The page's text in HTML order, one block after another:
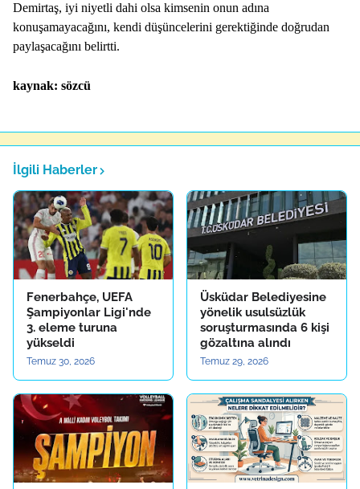
Demirtaş, iyi niyetli dahi olsa kimsenin onun adına
konuşamayacağını, kendi düşüncelerini gerektiğinde doğrudan
paylaşacağını belirtti.
kaynak: sözcü
İlgili Haberler
Fenerbahçe, UEFA
Şampiyonlar Ligi'nde
3. eleme turuna
yükseldi
Temuz 30, 2026
Üsküdar Belediyesine
yönelik usulsüzlük
soruşturmasında 6 kişi
gözaltına alındı
Temuz 29, 2026